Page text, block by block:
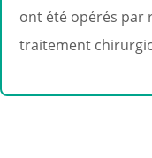
ont été opérés par
traitement